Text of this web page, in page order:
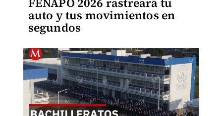
auto y tus movimientos en
segundos